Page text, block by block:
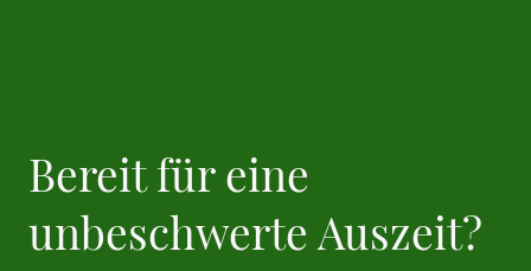
Bereit für eine
unbeschwerte Auszeit?